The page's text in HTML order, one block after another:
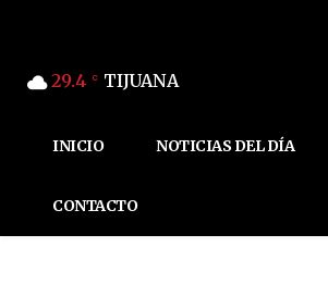
29.4 C TIJUANA
INICIO NOTICIAS DEL DÍA
CONTACTO